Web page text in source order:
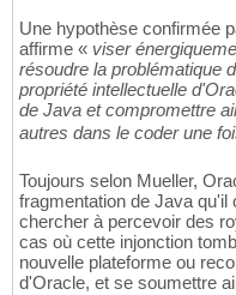
Une hypothèse confirmée
affirme « viser
résoudre la problématique
propriété intellectuelle
de Java et compromettre
autres dans le coder une
Toujours selon Mueller,
fragmentation de Java qu'il
chercher à percevoir des
cas où cette injonction
nouvelle plateforme ou
d'Oracle, et se soumettre